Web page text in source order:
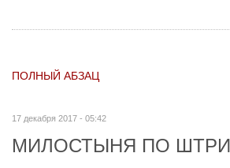
ПОЛНЫЙ АБЗАЦ
17 декабря 2017 - 05:42
МИЛОСТЫНЯ ПО